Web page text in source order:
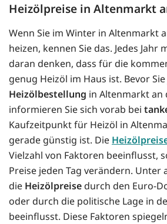
Heizölpreise in Altenmarkt
Wenn Sie im Winter in Altenmarkt
heizen, kennen Sie das. Jedes Jahr
daran denken, dass für die
genug Heizöl im Haus ist. Bevor
Heizölbestellung in Altenmarkt an
informieren Sie sich vorab bei
Kaufzeitpunkt für Heizöl in
gerade günstig ist. Die
Vielzahl von Faktoren beeinflusst,
Preise jeden Tag verändern. Unter
die Heizölpreise durch den Euro-
oder durch die politische Lage in
beeinflusst. Diese Faktoren